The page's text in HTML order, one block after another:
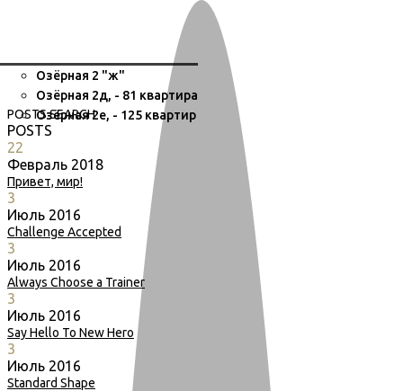
POSTSSEARCH
POSTS
22
Февраль 2018
Привет, мир!
3
Июль 2016
Challenge Accepted
3
Июль 2016
Always Choose a Trainer
3
Июль 2016
Say Hello To New Hero
3
Июль 2016
Standard Shape
Озёрная 2 "ж"
Озёрная 2д, - 81 квартира
Озёрная 2е, - 125 квартир